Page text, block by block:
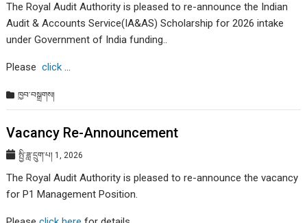
The Royal Audit Authority is pleased to re-announce the Indian
Audit & Accounts Service(IA&AS) Scholarship for 2026 intake
under Government of India funding..
Pleaseclick…
ཁྱབ་བསྒྲགས།
Vacancy Re-Announcement
སྤྱི་ཟླ་དྲུག་པ། 1, 2026
The Royal Audit Authority is pleased to re-announce the vacancy
for P1 Management Position.